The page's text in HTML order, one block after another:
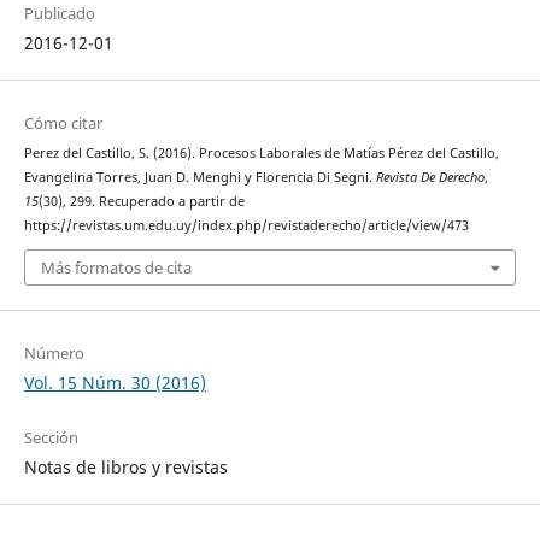
Publicado
2016-12-01
Cómo citar
Perez del Castillo, S. (2016). Procesos Laborales de Matías Pérez del Castillo,
Evangelina Torres, Juan D. Menghi y Florencia Di Segni. Revista De Derecho,
15(30), 299. Recuperado a partir de
https://revistas.um.edu.uy/index.php/revistaderecho/article/view/473
Más formatos de cita
Número
Vol. 15 Núm. 30 (2016)
Sección
Notas de libros y revistas